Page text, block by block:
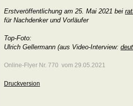
Erstveröffentlichung am 25. Mai 2021 bei
für Nachdenker und Vorläufer
Top-Foto:
Ulrich Gellermann (aus Video-Interview:
Online-Flyer Nr. 770 vom 29.05.2021
Druckversion